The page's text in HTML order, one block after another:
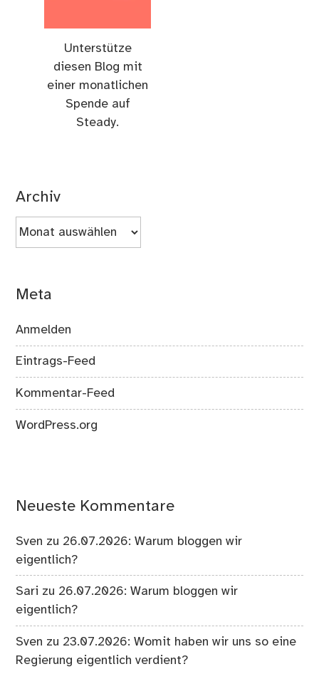
Unterstütze
diesen Blog mit
einer monatlichen
Spende auf
Steady.
Archiv
Archiv
Meta
Anmelden
Eintrags-Feed
Kommentar-Feed
WordPress.org
Neueste Kommentare
Sven zu 26.07.2026: Warum bloggen wir
eigentlich?
Sari zu 26.07.2026: Warum bloggen wir
eigentlich?
Sven zu 23.07.2026: Womit haben wir uns so eine
Regierung eigentlich verdient?